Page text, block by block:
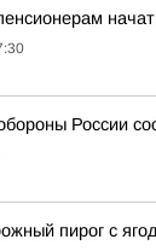
России
пирог с